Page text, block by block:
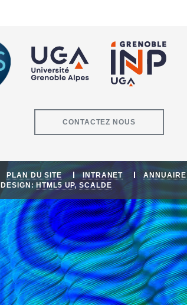
CONTACTEZ NOUS
PLAN DU SITE INTRANET
ANNUAIRE
DESIGN:HTML5 UP,SCALDE